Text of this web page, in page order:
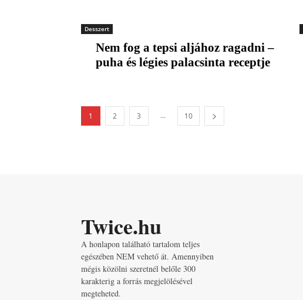
Desszert
Nem fog a tepsi aljához ragadni –
puha és légies palacsinta receptje
1 2 3 ... 10
Twice.hu
A honlapon található tartalom teljes
egészében NEM vehető át. Amennyiben
mégis közölni szeretnél belőle 300
karakterig a forrás megjelölésével
megteheted.